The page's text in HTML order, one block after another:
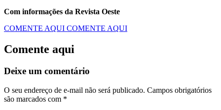
Com informações da Revista Oeste
COMENTE AQUI COMENTE AQUI
Comente aqui
Deixe um comentário
O seu endereço de e-mail não será publicado. Campos obrigatórios
são marcados com *